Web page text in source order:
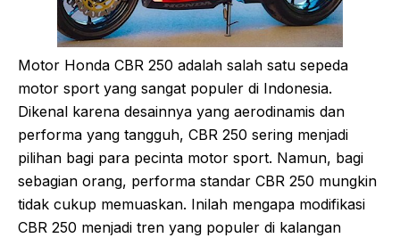
Motor Honda CBR 250 adalah salah satu sepeda
motor sport yang sangat populer di Indonesia.
Dikenal karena desainnya yang aerodinamis dan
performa yang tangguh, CBR 250 sering menjadi
pilihan bagi para pecinta motor sport. Namun, bagi
sebagian orang, performa standar CBR 250 mungkin
tidak cukup memuaskan. Inilah mengapa modifikasi
CBR 250 menjadi tren yang populer di kalangan